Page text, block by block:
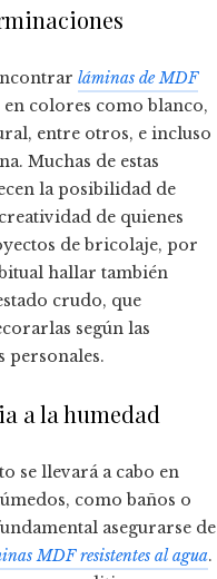
láminas de MDF
colores como blanco,
entre otros, e incluso
Muchas de estas
la posibilidad de
de quienes
de bricolaje, por
hallar también
crudo, que
según las
personales.
a la humedad
se llevará a cabo en
como baños o
asegurarse de
MDF resistentes al agua.